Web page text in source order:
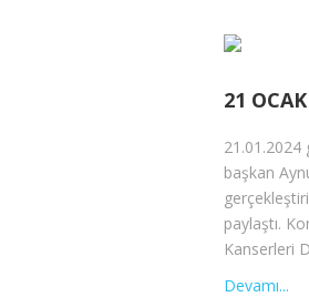
21
21.01.2024
başkan
paylaştı.
Kanserleri
Devamı...